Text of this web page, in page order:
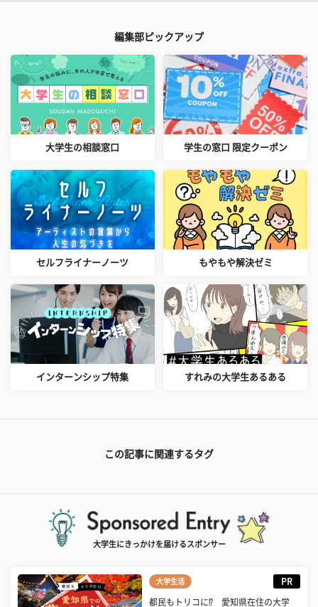
編集部ピックアップ
大学生の相談窓口 学生の窓口 限定クーポン
セルフライナーノーツ もやもや解決ゼミ
インターンシップ特集 すれみの大学生あるある
この記事に関連するタグ
大学生にきっかけを届けるスポンサー
大学生活 PR
都民もトリコに⁉ 愛知県在住の大学